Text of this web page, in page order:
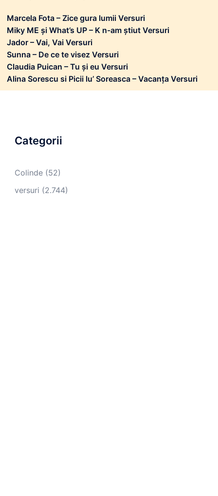
Marcela Fota – Zice gura lumii Versuri
Miky ME și What’s UP – K n-am știut Versuri
Jador – Vai, Vai Versuri
Sunna – De ce te visez Versuri
Claudia Puican – Tu și eu Versuri
Alina Sorescu si Picii lu’ Soreasca – Vacanța Versuri
Categorii
Colinde (52)
versuri (2.744)